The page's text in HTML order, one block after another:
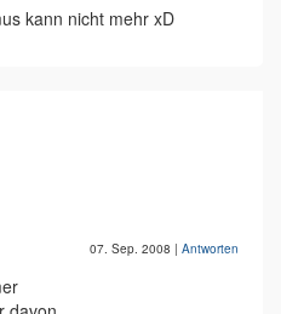
kann nicht mehr xD
07. Sep. 2008 | Antworten